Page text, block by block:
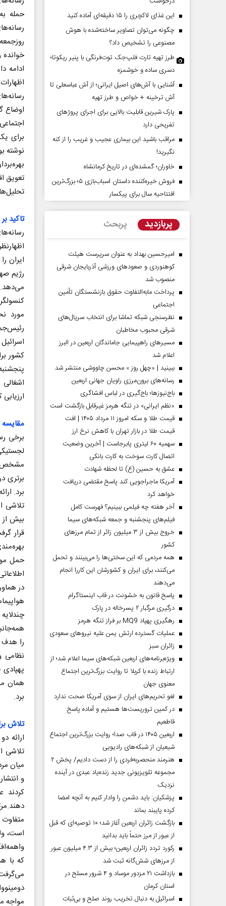
حمله
خوانده
ادامه
اوضاع
برای
نوشته
تاکید
ایران
رژیم
می‌دهد.
مورد
کشور
مقایسه
برخی
مشخص
برتری
برد.
تلاشی
بیش
قرار
در
را هدف
نظامی
همان
برد.
تلاش
ارائه
تلاشی
میان
و
کردند
است،
که با
مواجه
این غذای لاکچری را ۱۵ دقیقه‌ای آماده کنید
چگونه می‌توان تصاویر ساخته‌شده با هوش
مصنوعی را تشخیص داد؟
طرز تهیه تارت فلپ‌جک توت‌فرنگی با پنیر ریکوتا؛
دسری ساده و خوشمزه
آشنایی با آش‌های اصیل ایرانی؛ از آش عباسعلی تا
آش ترخینه + خواص و طرز تهیه
پارک شیرین قابلیت‌ بالایی برای اجرای پروژهای
تفریحی دارد
مراقب باشید این بیماری عجیب و غریب را از کنه
نگیرید!
خاوران؛ گمشده‌ای در تاریخ کرمانشاه
فروش خیره‌کننده داستان اسباب‌بازی ۵؛ بزرگ‌ترین
افتتاحیه سال برای پیکسار
پربازدید پربحث
امیرحسین بهداد به عنوان سرپرست هیئت
کوهنوردی و صعودهای ورزشی آذربایجان شرقی
منصوب شد
پرداخت مابه‌التفاوت حقوق بازنشستگان تأمین
اجتماعی
نظرسنجی شبکه تماشا برای انتخاب سریال‌های
شرقی محبوب مخاطبان
مسیر‌های راهپیمایی جاماندگان اربعین در البرز
اعلام شد
ببینید | «چهل روز » محسن چاووشی منتشر شد
رسانه‌های برون‌مرزی راویان جهانی اربعین
باج‌نیوزها؛ باج‌گیری در لباس افشاگری
«نظم ایرانی» در تنگه هرمز غیرقابل بازگشت است
قیمت طلا و سکه امروز ۱۱ مرداد ۱۴۰۵ | افت
قیمت طلا در بازار تهران با کاهش نرخ ارز
سهمیه ۶۰ لیتری پابرجاست | آخرین وضعیت
اتصال کارت سوخت به کارت بانکی
عشق به حسین (ع) تا لحظه شهادت
آمریکا ماجراجویی کند پاسخ مقتضی دریافت
خواهد کرد
آخر هفته چه فیلمی ببینیم؟ فهرست کامل
فیلم‌های پنجشنبه و جمعه شبکه‌های سیما
خروج بیش از ۳ میلیون زائر از تمام مرز‌های
کشور
همه مردمی که این سختی‌ها را می‌بینند و تحمل
می‌کنند، برای ایران و کشورشان این کاررا انجام
می‌دهند
پاسخ قانون به خشونت در قاب اینستاگرام
درگیری مرگبار ۲ پسرخاله در پارک
رهگیری پهپاد MQ9 بر فراز تنگه هرمز
عملیات گسترده ارتش یمن علیه نیروهای سعودی
‌زائران سبز
ویژه‌برنامه‌های اربعین شبکه‌های سیما اعلام شد؛ از
ارتباط زنده با کربلا تا روایت بزرگ‌ترین اجتماع
معنوی جهان
لغو تحریم‌های ایران از سوی آمریکا صحت ندارد
در کمین تروریست‌ها هستیم و آماده پاسخ
قاطعیم
اربعین ۱۴۰۵ در قاب صدا؛ روایت بزرگ‌ترین اجتماع
شیعیان از شبکه‌های رادیویی
هنرمند منحصر‌به‌فردی را از دست دادیم/ پخش ۲
مجموعه تلویزیونی جدید زنده‌یاد عبدی در آینده
نزدیک
پزشکیان: باید دشمن را وادار کنیم به آنچه امضا
کرده پایبند بماند
بازگشت زائران اربعین آغاز شد؛ ۱۰ توصیه‌ای که قبل
از عبور از مرز حتماً باید بدانید
رکورد تردد زائران اربعین؛ بیش از ۴.۳ میلیون عبور
از مرزهای شش‌گانه ثبت شد
بازداشت ۲۱ مزدور موساد و ۴ شرور مسلح در
استان کرمان
اسرائیل به دنبال تخریب روند صلح و بی‌ثبات
محمدحسن زورق
صفحات نخست‌روزنامه ها‌ی پنجشنبه‌۸ مردادماه